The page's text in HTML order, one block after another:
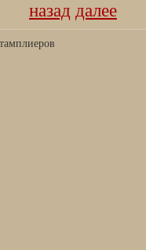
назад далее